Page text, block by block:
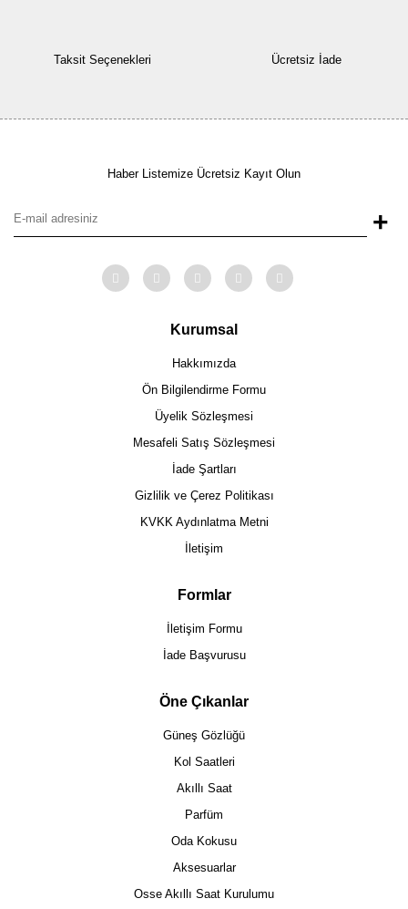
Taksit Seçenekleri Ücretsiz İade
Haber Listemize Ücretsiz Kayıt Olun
+
Kurumsal
Hakkımızda
Ön Bilgilendirme Formu
Üyelik Sözleşmesi
Mesafeli Satış Sözleşmesi
İade Şartları
Gizlilik ve Çerez Politikası
KVKK Aydınlatma Metni
İletişim
Formlar
İletişim Formu
İade Başvurusu
Öne Çıkanlar
Güneş Gözlüğü
Kol Saatleri
Akıllı Saat
Parfüm
Oda Kokusu
Aksesuarlar
Osse Akıllı Saat Kurulumu